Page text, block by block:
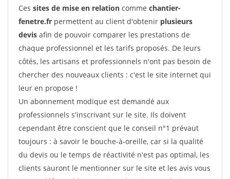
Ces sites de mise en relation comme chantier-
fenetre.fr permettent au client d'obtenir plusieurs
devis afin de pouvoir comparer les prestations de
chaque professionnel et les tarifs proposés. De leurs
côtés, les artisans et professionnels n'ont pas besoin de
chercher des nouveaux clients : c'est le site internet qui
leur en propose !
Un abonnement modique est demandé aux
professionnels s'inscrivant sur le site. Ils doivent
cependant être conscient que le conseil n°1 prévaut
toujours : à savoir le bouche-à-oreille, car si la qualité
du devis ou le temps de réactivité n'est pas optimal, les
clients sauront le mentionner sur le site et les avis vous